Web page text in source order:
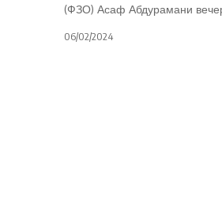
(ФЗО) Асаф Абдурамани
06/02/2024